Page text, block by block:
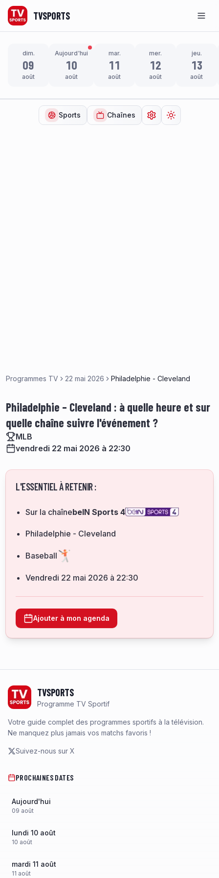
TVSPORTS
dim.
09
août
Aujourd'hui
10
août
mar.
11
août
mer.
12
août
jeu.
13
août
Sports Chaînes Ouvrir lesChanger de
Programmes TV 22 mai 2026 Philadelphie - Cleveland
Philadelphie – Cleveland : à quelle heure et sur
quelle chaîne suivre l'événement ?
MLB
vendredi 22 mai 2026 à 22:30
L'ESSENTIEL À RETENIR :
Sur la chaînebeIN Sports 4
Philadelphie - Cleveland
Baseball
vendredi 22 mai 2026 à 22:30
Ajouter à mon agenda
TVSPORTS
Programme TV Sportif
Votre guide complet des programmes sportifs à la télévision.
Ne manquez plus jamais vos matchs favoris !
Suivez-nous sur X
PROCHAINES DATES
Aujourd'hui
09 août
lundi 10 août
10 août
mardi 11 août
11 août